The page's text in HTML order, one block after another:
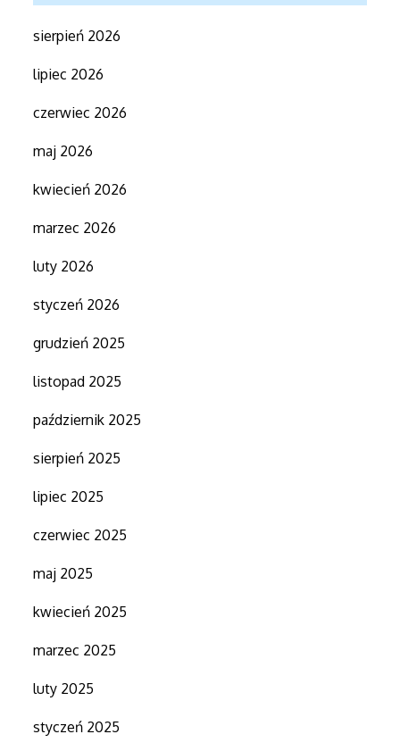
sierpień 2026
lipiec 2026
czerwiec 2026
maj 2026
kwiecień 2026
marzec 2026
luty 2026
styczeń 2026
grudzień 2025
listopad 2025
październik 2025
sierpień 2025
lipiec 2025
czerwiec 2025
maj 2025
kwiecień 2025
marzec 2025
luty 2025
styczeń 2025